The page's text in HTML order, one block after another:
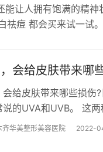
让人拥有饱满的精
有白嫩肌肤,各种补水神器、控油神器、美白祛痘 都
会给皮肤带来哪
会给皮肤带来哪些损伤
说的UVA和UVB。 这
齐华美整形美容医院 2022-